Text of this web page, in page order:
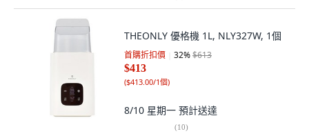
THEONLY 優格機 1L, NLY327W, 1個
首購折扣價 32%$613
$413
($413.00/1個)
8/10 星期一 預計送達
(10)